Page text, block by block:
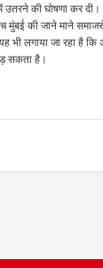
की घोषणा कर
की जाने माने
लगाया जा रहा है कि
सकता है।